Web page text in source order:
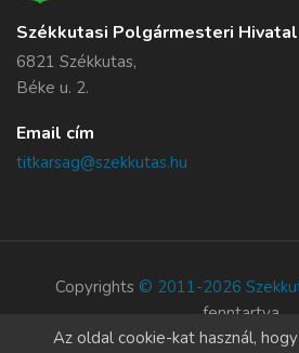
Székkutasi Polgármesteri Hivatal
6821 Székkutas,
Béke u. 2.
Email cím
titkarsag@szekkutas.hu
Copyrights © 2011-2026
fenntartva.
Süti szabályzat
Az oldal cookie-kat használ,